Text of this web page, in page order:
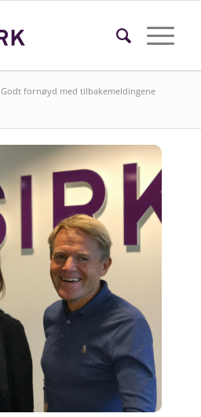
Godt fornøyd med tilbakemeldingene